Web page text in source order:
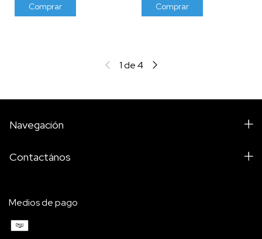
Comprar Comprar
1de4
Navegación
Contactános
Medios de pago